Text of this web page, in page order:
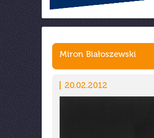
Miron Białoszewski
20.02.2012